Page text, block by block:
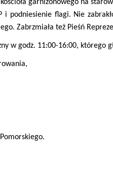
garnizonowego na
podniesienie flagi. Nie
Zabrzmiała też Pieśń
w godz. 11:00-16:00, którego